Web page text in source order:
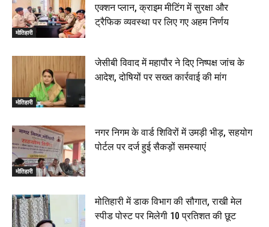
मोतिहारी
एक्शन प्लान, क्राइम मीटिंग में सुरक्षा और
ट्रैफिक व्यवस्था पर लिए गए अहम निर्णय
मोतिहारी
जेसीबी विवाद में महापौर ने दिए निष्पक्ष जांच के
आदेश, दोषियों पर सख्त कार्रवाई की मांग
मोतिहारी
नगर निगम के वार्ड शिविरों में उमड़ी भीड़, सहयोग
पोर्टल पर दर्ज हुई सैकड़ों समस्याएं
मोतिहारी में डाक विभाग की सौगात, राखी मेल
स्पीड पोस्ट पर मिलेगी 10 प्रतिशत की छूट